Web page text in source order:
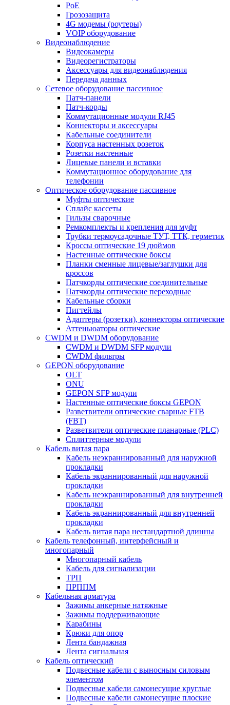
PoE
Грозозащита
4G модемы (роутеры)
VOIP оборудование
Видеонаблюдение
Видеокамеры
Видеорегистраторы
Аксессуары для видеонаблюдения
Передача данных
Сетевое оборудование пассивное
Патч-панели
Патч-корды
Коммутационные модули RJ45
Коннекторы и аксессуары
Кабельные соединители
Корпуса настенных розеток
Розетки настенные
Лицевые панели и вставки
Коммутационное оборудование для
телефонии
Оптическое оборудование пассивное
Муфты оптические
Сплайс кассеты
Гильзы сварочные
Ремкомплекты и крепления для муфт
Трубки термоусадочные ТУТ, ТТК, герметик
Кроссы оптические 19 дюймов
Настенные оптические боксы
Планки сменные лицевые/заглушки для
кроссов
Патчкорды оптические соединительные
Патчкорды оптические переходные
Кабельные сборки
Пигтейлы
Адаптеры (розетки), коннекторы оптические
Аттеньюаторы оптические
CWDM и DWDM оборудование
CWDM и DWDM SFP модули
CWDM фильтры
GEPON оборудование
OLT
ONU
GEPON SFP модули
Настенные оптические боксы GEPON
Разветвители оптические сварные FTB
(FBT)
Разветвители оптические планарные (PLC)
Сплиттерные модули
Кабель витая пара
Кабель неэкраннированный для наружной
прокладки
Кабель экраннированный для наружной
прокладки
Кабель неэкраннированный для внутренней
прокладки
Кабель экраннированный для внутренней
прокладки
Кабель витая пара нестандартной длинны
Кабель телефонный, интерфейсный и
многопарный
Многопарный кабель
Кабель для сигнализации
ТРП
ПРППМ
Кабельная арматура
Зажимы анкерные натяжные
Зажимы поддерживающие
Карабины
Крюки для опор
Лента бандажная
Лента сигнальная
Кабель оптический
Подвесные кабели с выносным силовым
элементом
Подвесные кабели самонесущие круглые
Подвесные кабели самонесущие плоские